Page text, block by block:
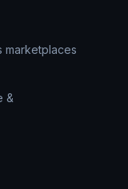
marketplaces
&